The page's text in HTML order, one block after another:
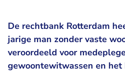
De rechtbank Rotterdam
jarige man zonder vaste
veroordeeld voor
gewoontewitwassen en het